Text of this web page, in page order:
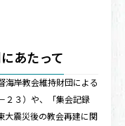
あたって
海岸教会維持財団による
２３）や、「集会記録
大震災後の教会再建に関